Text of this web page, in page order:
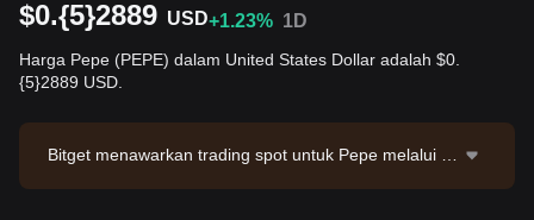
$0.{5}2889 USD+1.23% 1D
Harga Pepe (PEPE) dalam United States Dollar adalah $0.
{5}2889 USD.
Bitget menawarkan trading spot untuk Pepe melalui p